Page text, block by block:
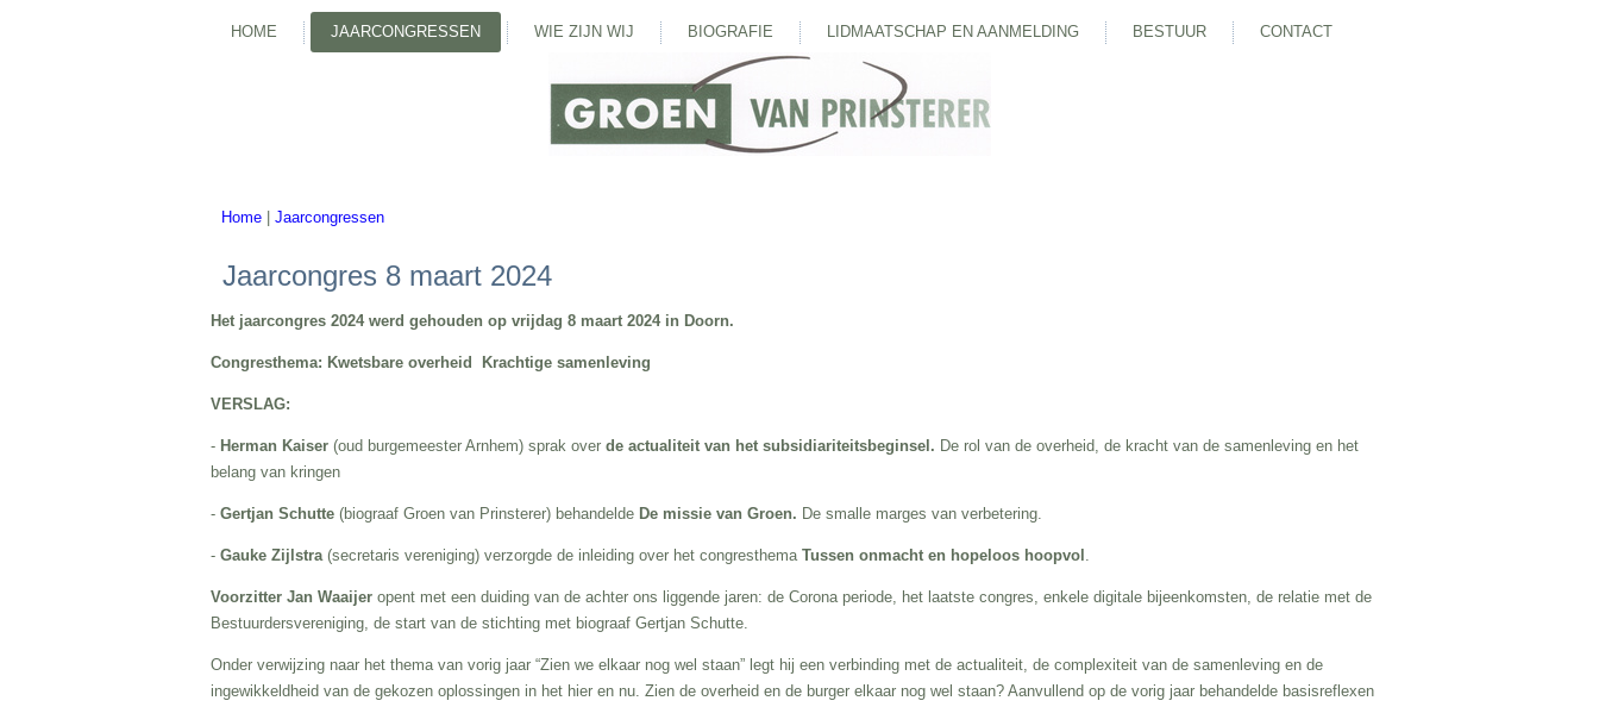
HOME JAARCONGRESSEN WIE ZIJN WIJ BIOGRAFIE LIDMAATSCHAP EN AANMELDING BESTUUR CONTACT
U bent hier
Home |Jaarcongressen
Jaarcongres 8 maart 2024
Het jaarcongres 2024 werd gehouden op vrijdag 8 maart 2024 in Doorn.
Congresthema: Kwetsbare overheid Krachtige samenleving
VERSLAG:
- Herman Kaiser (oud burgemeester Arnhem) sprak over de actualiteit van het subsidiariteitsbeginsel. De rol van de overheid, de kracht van de samenleving en het
belang van kringen
- Gertjan Schutte (biograaf Groen van Prinsterer) behandelde De missie van Groen. De smalle marges van verbetering.
- Gauke Zijlstra (secretaris vereniging) verzorgde de inleiding over het congresthema Tussen onmacht en hopeloos hoopvol .
Voorzitter Jan Waaijer opent met een duiding van de achter ons liggende jaren: de Corona periode, het laatste congres, enkele digitale bijeenkomsten, de relatie met de
Bestuurdersvereniging, de start van de stichting met biograaf Gertjan Schutte.
Onder verwijzing naar het thema van vorig jaar “Zien we elkaar nog wel staan” legt hij een verbinding met de actualiteit, de complexiteit van de samenleving en de
ingewikkeldheid van de gekozen oplossingen in het hier en nu. Zien de overheid en de burger elkaar nog wel staan? Aanvullend op de vorig jaar behandelde basisreflexen